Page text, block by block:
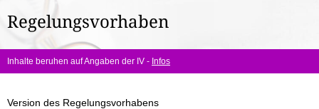
hier:
Regelungsvorhaben
Inhalte beruhen auf Angaben der IV - Infos
Version des Regelungsvorhabens